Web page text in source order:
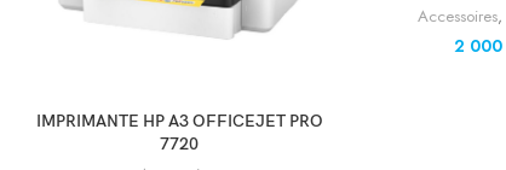
AJOUTER AU PANIER
IMPRIMANTE HP A3 OFFICEJET PRO
7720
Accessoires,
2 000